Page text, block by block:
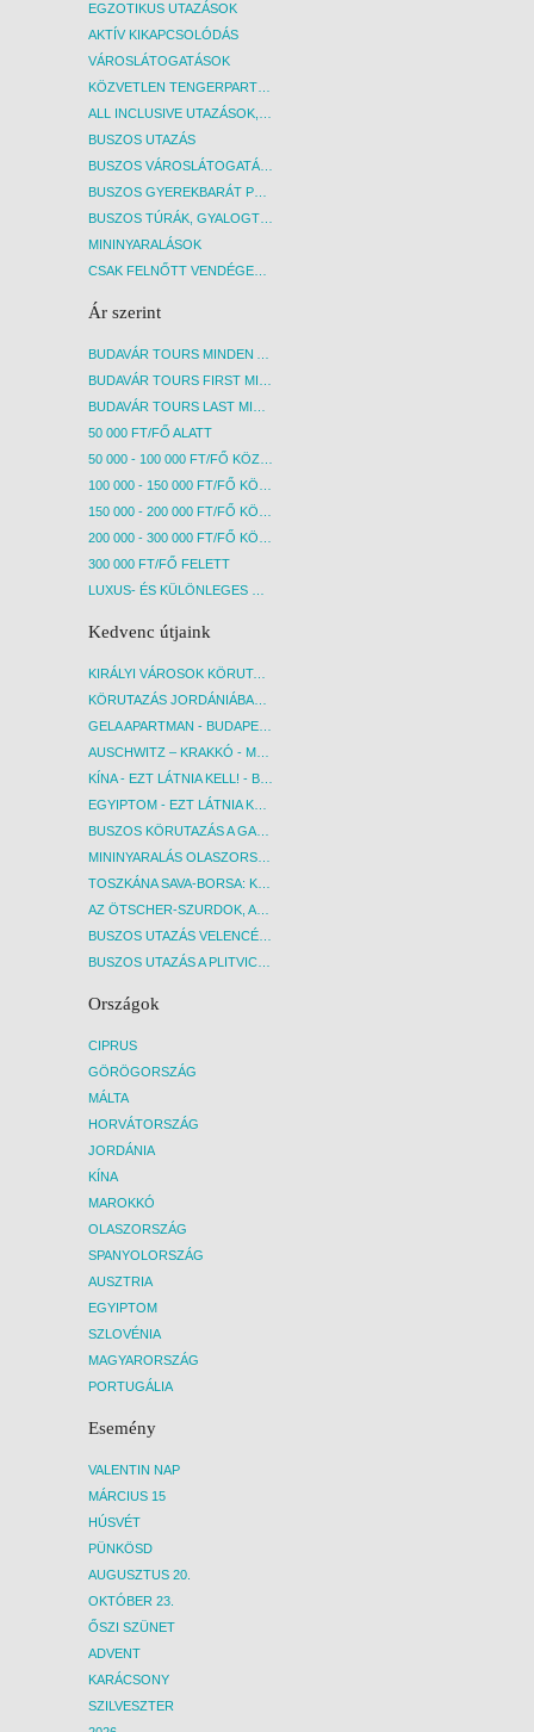
EGZOTIKUS UTAZÁSOK
AKTÍV KIKAPCSOLÓDÁS
VÁROSLÁTOGATÁSOK
BUSZOS UTAZÁS
MININYARALÁSOK
Ár szerint
50 000 FT/FŐ ALATT
300 000 FT/FŐ FELETT
Kedvenc útjaink
KIRÁLYI VÁROSOK KÖRUTAZÁS KÖZVETLEN REPÜLŐJÁRATTAL - BUDAPEST, REPÜLŐ
Országok
CIPRUS
GÖRÖGORSZÁG
MÁLTA
HORVÁTORSZÁG
JORDÁNIA
KÍNA
MAROKKÓ
OLASZORSZÁG
SPANYOLORSZÁG
AUSZTRIA
EGYIPTOM
SZLOVÉNIA
MAGYARORSZÁG
PORTUGÁLIA
Esemény
VALENTIN NAP
MÁRCIUS 15
HÚSVÉT
PÜNKÖSD
AUGUSZTUS 20.
OKTÓBER 23.
ŐSZI SZÜNET
ADVENT
KARÁCSONY
SZILVESZTER